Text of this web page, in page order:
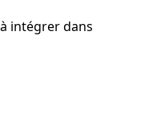
intégrer dans